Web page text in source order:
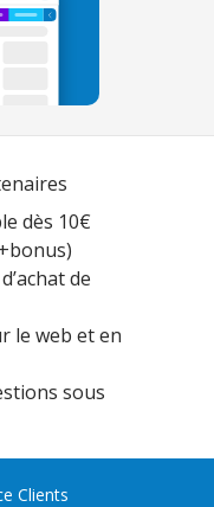
dès 10€
de
le web et en
sous
Clients